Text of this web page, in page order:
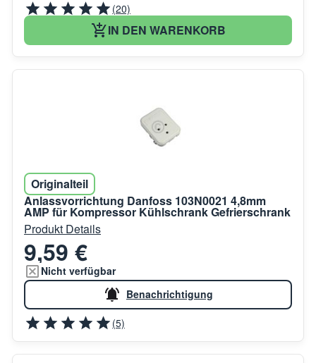
(20)
IN DEN WARENKORB
Originalteil
Anlassvorrichtung Danfoss 103N0021 4,8mm
AMP für Kompressor Kühlschrank Gefrierschrank
Produkt Details
9,59 €
Nicht verfügbar
Benachrichtigung
(5)